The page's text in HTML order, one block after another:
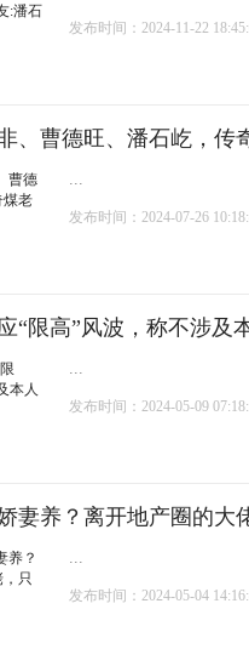
发布时间：2024-11-22
、曹德旺、潘石屹，传
...
发布时间：2024-07-26
“限高”风波，称不涉及
...
发布时间：2024-05-09
妻养？离开地产圈的大
...
发布时间：2024-05-04